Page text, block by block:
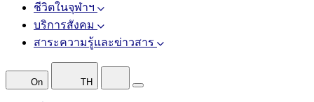
ชีวิตในจุฬาฯ
บริการสังคม
สาระความรู้และข่าวสาร
On TH